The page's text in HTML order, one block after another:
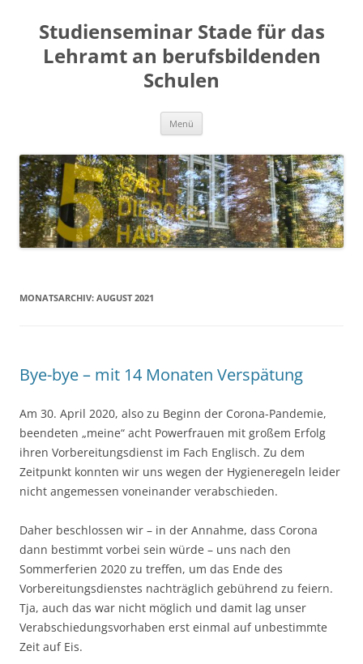
springen
Studienseminar Stade für das
Lehramt an berufsbildenden
Schulen
Menü
MONATSARCHIV: AUGUST 2021
Bye-bye – mit 14 Monaten Verspätung
Am 30. April 2020, also zu Beginn der Corona-Pandemie,
beendeten „meine“ acht Powerfrauen mit großem Erfolg
ihren Vorbereitungsdienst im Fach Englisch. Zu dem
Zeitpunkt konnten wir uns wegen der Hygieneregeln leider
nicht angemessen voneinander verabschieden.
Daher beschlossen wir – in der Annahme, dass Corona
dann bestimmt vorbei sein würde – uns nach den
Sommerferien 2020 zu treffen, um das Ende des
Vorbereitungsdienstes nachträglich gebührend zu feiern.
Tja, auch das war nicht möglich und damit lag unser
Verabschiedungsvorhaben erst einmal auf unbestimmte
Zeit auf Eis.